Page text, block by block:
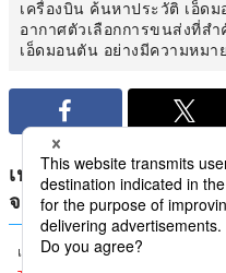
เครื่องบิน ค้นหาประวัติ เอ็ด
อากาศตัวเลือกการขนส่งที่ส
เอ็ดมอนตัน อย่างมีความหมาย
เปรียบเทียบราคาต่ำสุด
จาก เอ็ดมอนตัน
แวนคูเวอร์ เอ็ดมอนตัน(YEG)